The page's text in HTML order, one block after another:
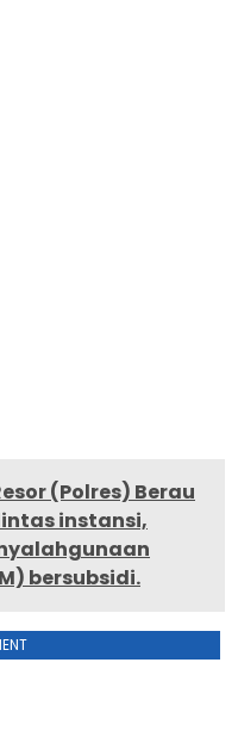
(Polres) Berau
instansi,
bersubsidi.